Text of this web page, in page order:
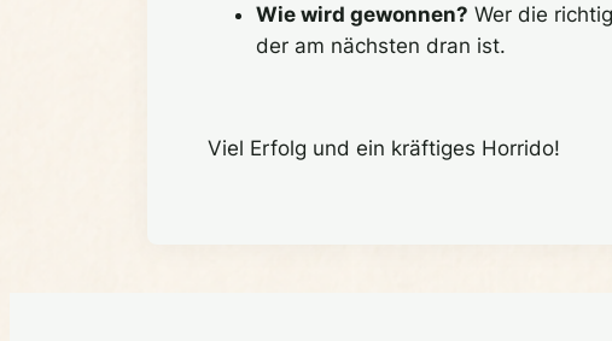
Wie wird gewonnen? Wer die
der am nächsten dran ist.
Viel Erfolg und ein kräftiges Horrido!